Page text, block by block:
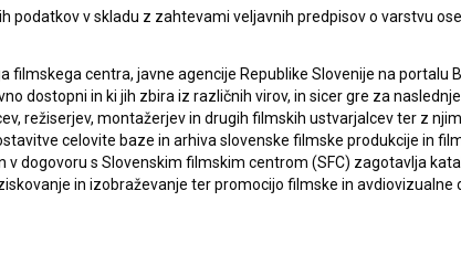
podatkov v skladu z zahtevami veljavnih predpisov o varstvu
filmskega centra, javne agencije Republike Slovenije na portalu
dostopni in ki jih zbira iz različnih virov, in sicer gre za
režiserjev, montažerjev in drugih filmskih ustvarjalcev ter z
celovite baze in arhiva slovenske filmske produkcije in
v dogovoru s Slovenskim filmskim centrom (SFC) zagotavlja
in izobraževanje ter promocijo filmske in avdiovizualne